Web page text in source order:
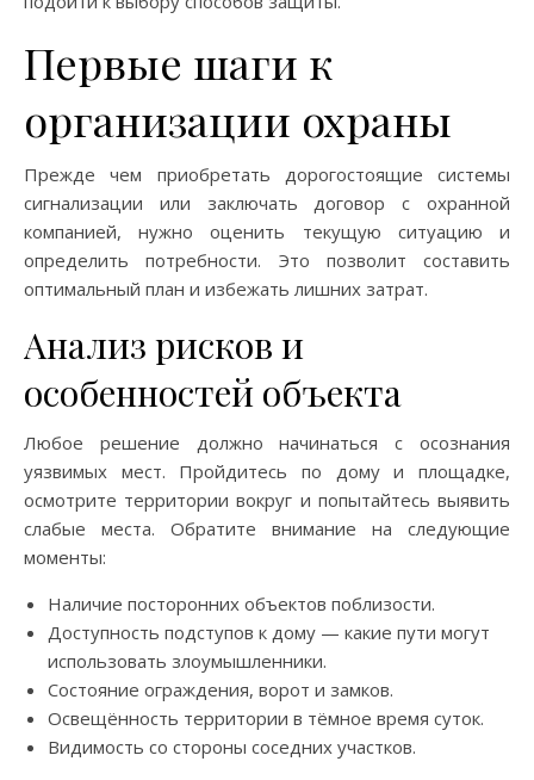
Первые шаги к
организации охраны
Прежде чем приобретать дорогостоящие системы
сигнализации или заключать договор с охранной
компанией, нужно оценить текущую ситуацию и
определить потребности. Это позволит составить
оптимальный план и избежать лишних затрат.
Анализ рисков и
особенностей объекта
Любое решение должно начинаться с осознания
уязвимых мест. Пройдитесь по дому и площадке,
осмотрите территории вокруг и попытайтесь выявить
слабые места. Обратите внимание на следующие
моменты:
Наличие посторонних объектов поблизости.
Доступность подступов к дому — какие пути могут
использовать злоумышленники.
Состояние ограждения, ворот и замков.
Освещённость территории в тёмное время суток.
Видимость со стороны соседних участков.